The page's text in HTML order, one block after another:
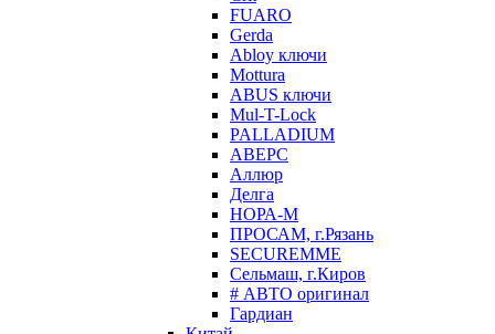
FUARO
Gerda
Abloy ключи
Mottura
ABUS ключи
Mul-T-Lock
PALLADIUM
АВЕРС
Аллюр
Делга
НОРА-М
ПРОСАМ, г.Рязань
SECUREMME
Сельмаш, г.Киров
# АВТО оригинал
Гардиан